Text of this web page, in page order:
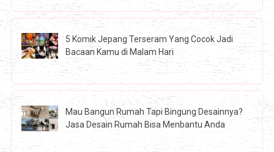
5 Komik Jepang Terseram Yang Cocok Jadi
Bacaan Kamu di Malam Hari
Mau Bangun Rumah Tapi Bingung Desainnya?
Jasa Desain Rumah Bisa Menbantu Anda